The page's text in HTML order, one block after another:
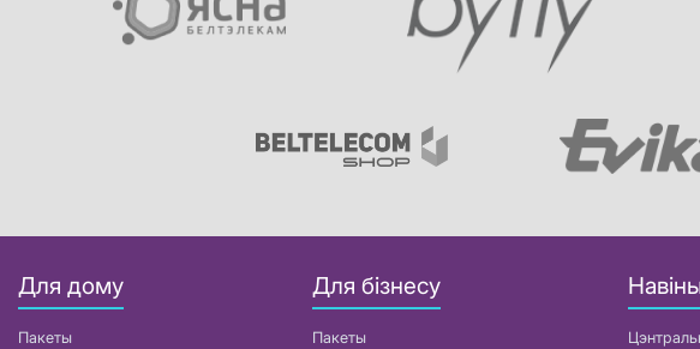
Для дому
Пакеты
Для бізнесу
Пакеты